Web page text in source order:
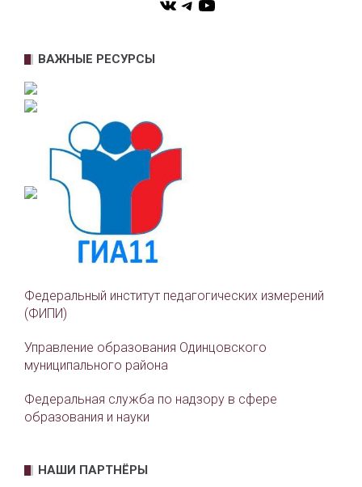
ВАЖНЫЕ РЕСУРСЫ
Федеральный институт педагогических измерений
(ФИПИ)
Управление образования Одинцовского
муниципального района
Федеральная служба по надзору в сфере
образования и науки
НАШИ ПАРТНЁРЫ